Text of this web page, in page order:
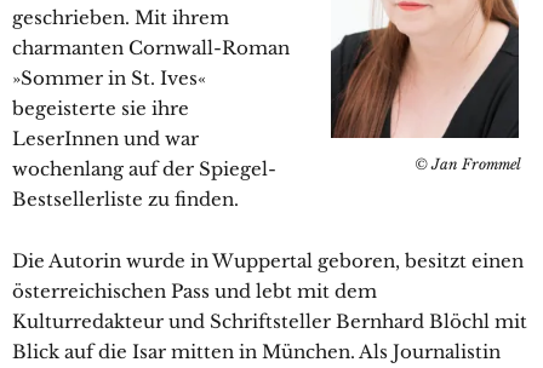
© Jan Frommel
geschrieben. Mit ihrem
charmanten Cornwall-Roman
»Sommer in St. Ives«
begeisterte sie ihre
LeserInnen und war
wochenlang auf der Spiegel-
Bestsellerliste zu finden.
Die Autorin wurde in Wuppertal geboren, besitzt einen
österreichischen Pass und lebt mit dem
Kulturredakteur und Schriftsteller Bernhard Blöchl mit
Blick auf die Isar mitten in München. Als Journalistin